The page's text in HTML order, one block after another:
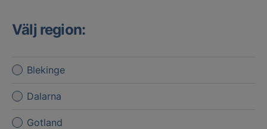
Välj region:
Blekinge
Dalarna
Gotland